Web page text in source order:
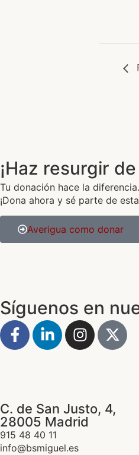
¡Haz resurgir
Tu donación hace la diferencia.
¡Dona ahora y sé parte de
Averigua como donar
Síguenos en
C. de San Justo, 4,
28005 Madrid
915 48 40 11
info@bsmiguel.es